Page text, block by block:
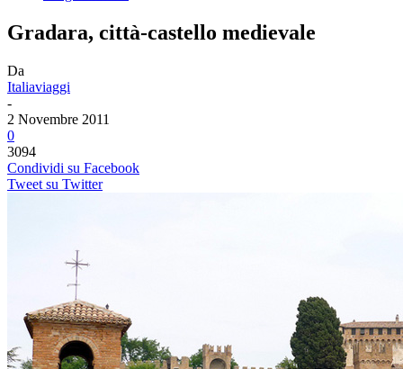
Gradara, città-castello medievale
Da
Italiaviaggi
-
2 Novembre 2011
0
3094
Condividi su Facebook
Tweet su Twitter